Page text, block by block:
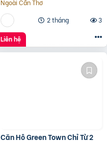
Ngoài Cần Thơ
2 tháng
3
Liên hệ
Căn Hộ Green Town Chỉ Từ 2